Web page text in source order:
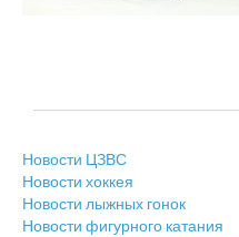
Новости ЦЗВС
Новости хоккея
Новости лыжных гонок
Новости фигурного катания